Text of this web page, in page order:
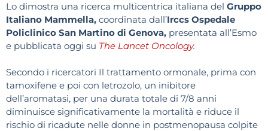
Lo dimostra una ricerca multicentrica italiana del Gruppo
Italiano Mammella, coordinata dall’Irccs Ospedale
Policlinico San Martino di Genova, presentata all’Esmo
e pubblicata oggi su The Lancet Oncology.
Secondo i ricercatori Il trattamento ormonale, prima con
tamoxifene e poi con letrozolo, un inibitore
dell’aromatasi, per una durata totale di 7/8 anni
diminuisce significativamente la mortalità e riduce il
rischio di ricadute nelle donne in postmenopausa colpite